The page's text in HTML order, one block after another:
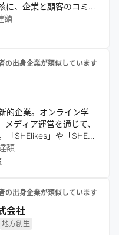
に、企業と顧客のコミュ
とコスト削減を実現。
力している。
額
の出身企業が類似しています
的企業。オンライン学
ディア運営を通じて、
「SHElikes」や「SHE
軸に、学びと働きの循
得を支援する。
額
の出身企業が類似しています
会社
地方創生